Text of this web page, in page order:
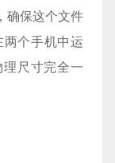
确保这个文件
两个手机中运
尺寸完全一